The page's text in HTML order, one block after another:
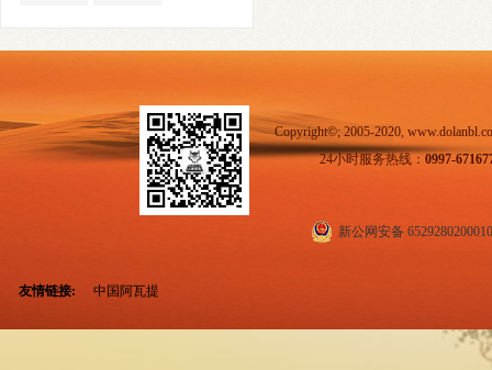
Copyright©; 2005-2020,
24小时服务热线：0997-
新公网安备
友情链接: 中国阿瓦提